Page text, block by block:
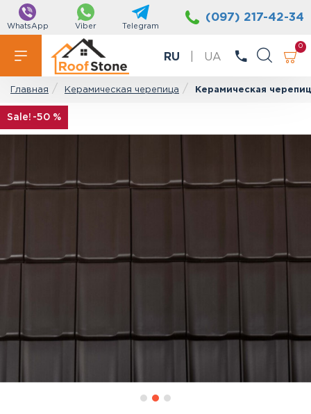
WhatsApp Viber Telegram
(097) 217-42-34
RU UA
0
Главная Керамическая черепица Керамическая
-50 %